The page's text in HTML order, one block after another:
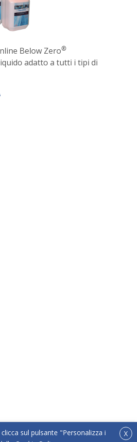
Below Zero®
adatto a tutti i tipi di
X
sul pulsante "Personalizza i